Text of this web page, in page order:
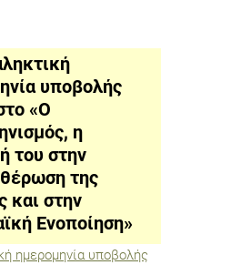
υποβολής
«Ο
η
του στην
της
και στην
Ενοποίηση»
ημερομηνία υποβολής